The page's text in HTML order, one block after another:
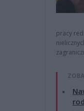
pracy